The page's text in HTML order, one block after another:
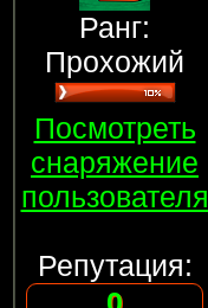
Ранг:
Прохожий
Посмотреть
снаряжение
пользователя
Репутация: